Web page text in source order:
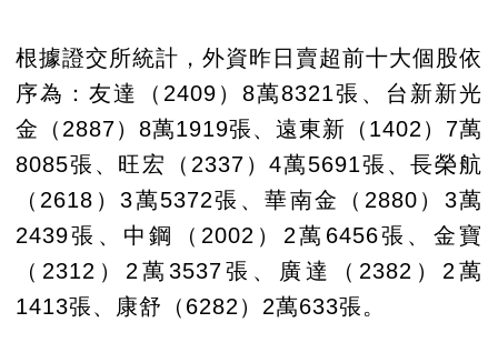
根據證交所統計，外資昨日賣超前十大個股依
序為：友達（2409）8萬8321張、台新新光
金（2887）8萬1919張、遠東新（1402）7萬
8085張、旺宏（2337）4萬5691張、長榮航
（2618）3萬5372張、華南金（2880）3萬
2439張、中鋼（2002）2萬6456張、金寶
（2312）2萬3537張、廣達（2382）2萬
1413張、康舒（6282）2萬633張。